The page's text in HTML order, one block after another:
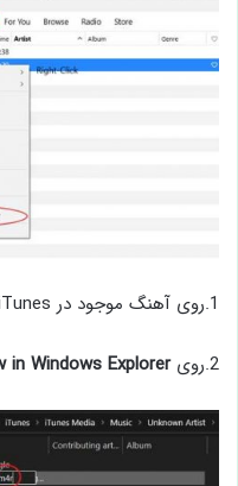
1.روی آهنگ موجود در iTunes کلیک راست کنید.
2.روی in Windows Explorer